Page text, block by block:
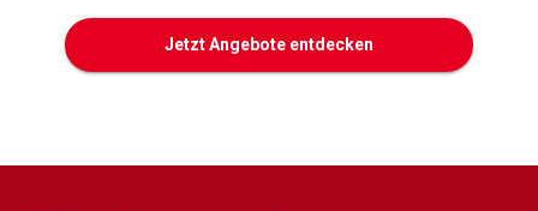
Jetzt Angebote entdecken